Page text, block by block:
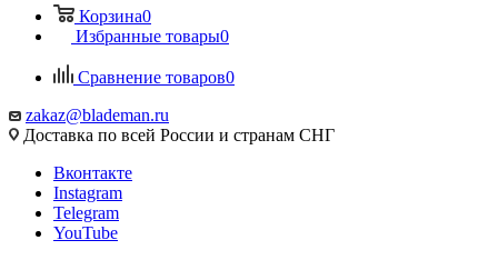
Корзина0
Избранные товары0
Сравнение товаров0
zakaz@blademan.ru
Доставка по всей России и странам СНГ
Вконтакте
Instagram
Telegram
YouTube